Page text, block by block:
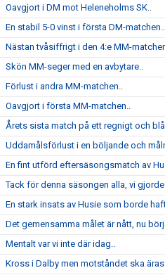
Oavgjort i DM mot Heleneholms SK..
En stabil 5-0 vinst i första DM-matchen..
Nästan tvåsiffrigt i den 4:e MM-
Skön MM-seger med en avbytare..
Förlust i andra MM-matchen..
Oavgjort i första MM-matchen..
Årets sista match på ett regnigt och
Uddamålsförlust i en böljande och
En fint utförd eftersäsongsmatch av
Tack för denna säsongen alla, vi gjorde
En stark insats av Husie som borde
Det gemensamma målet är nått, nu
Mentalt var vi inte där idag..
Kross i Dalby men motståndet ska äras..